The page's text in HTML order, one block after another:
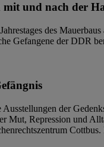
und nach der
des
Gefangene der DDR
der
Mut, Repression und